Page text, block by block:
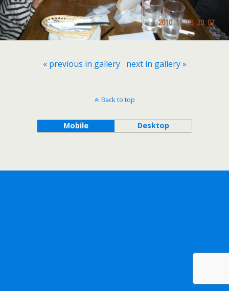
« previous in gallery next in gallery »
Back to top
Mobile Desktop